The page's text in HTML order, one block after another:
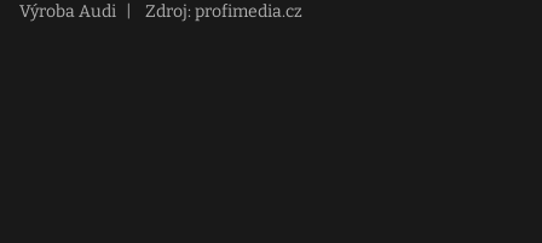
Výroba Audi Zdroj: profimedia.cz